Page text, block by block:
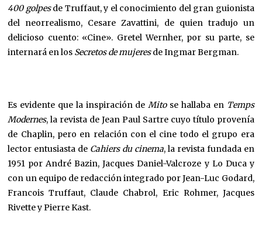
400 golpesde Truffaut, y el conocimiento del gran guionista
del neorrealismo, Cesare Zavattini, de quien tradujo un
delicioso cuento: «Cine». Gretel Wernher, por su parte, se
internará en los Secretos de mujeresde Ingmar Bergman.
Es evidente que la inspiración deMitose hallaba en Temps
Modernes, la revista de Jean Paul Sartre cuyo título provenía
de Chaplin, pero en relación con el cine todo el grupo era
lector entusiasta de Cahiers du cinema, la revista fundada en
1951 por André Bazin, Jacques Daniel-Valcroze y Lo Duca y
con un equipo de redacción integrado por Jean-Luc Godard,
Francois Truffaut, Claude Chabrol, Eric Rohmer, Jacques
Rivette y Pierre Kast.